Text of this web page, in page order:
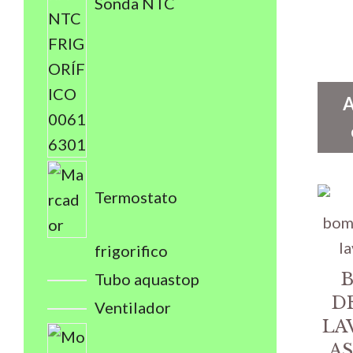
Termostato
frigorifico
Tubo aquastop
Ventilador